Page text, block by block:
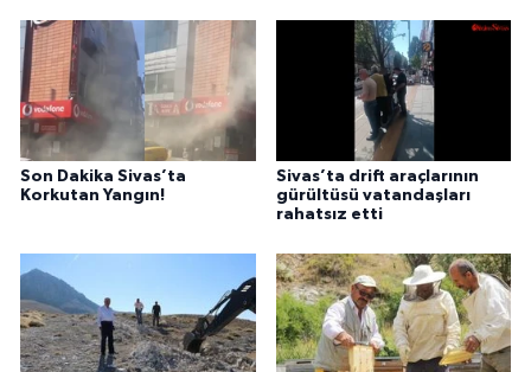
Son Dakika Sivas’ta
Korkutan Yangın!
Sivas’ta drift araçlarının
gürültüsü vatandaşları
rahatsız etti